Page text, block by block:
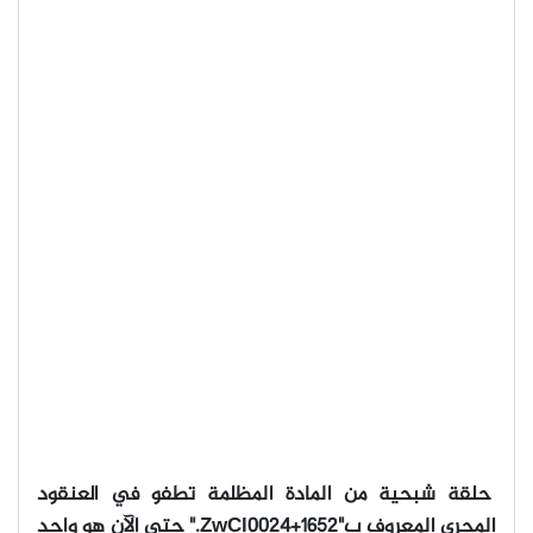
حلقة شبحية من المادة المظلمة تطفو في العنقود